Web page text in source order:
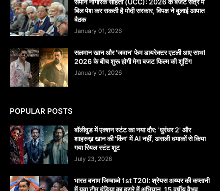
बिल पेश कर सकती है मोदी सरकार, विपक्ष ने बुलाई आपात
बैठक
January 01, 2026
सलमान खान और 'जवान' फेम डायरेक्टर एटली आए साथ!
2026 के बीच शुरू होगी मेगा बजट फिल्म की शूटिंग
January 01, 2026
POPULAR POSTS
बॉलीवुड में एक्शन स्टंट का नया दौर: 'धुरंधर 2' और
शाहरुख़ खान की 'किंग' में AI नहीं, असली धमाकों से किया
गया रियल स्टंट शूट
July 23, 2026
भारत बनाम जिम्बाब्वे 1st T20I: श्रेयस अय्यर की कप्तानी
में युवा टीम इंडिया का हरारे में अभियान, 15 वर्षीय वैभव